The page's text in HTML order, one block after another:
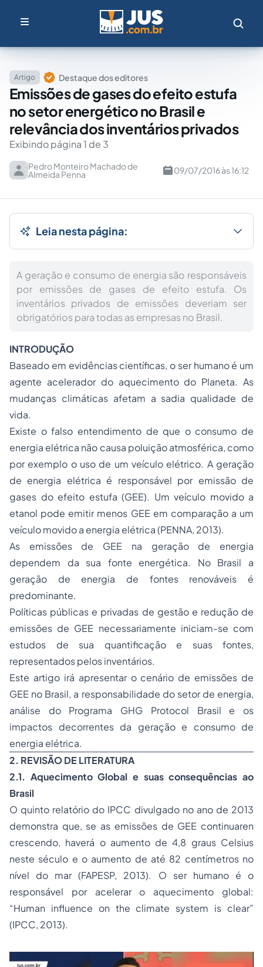
Artigo Destaque dos editores
Emissões de gases do efeito estufa
no setor energético no Brasil e
relevância dos inventários privados
Exibindo página 1 de 3
Pedro Monteiro Machado de
Almeida Penna 09/07/2016 às 16:12
Leia nesta página:
A geração e consumo de energia são responsáveis
por emissões de gases de efeito estufa. Os
inventários privados de emissões deveriam ser
obrigatórios para todas as empresas no Brasil.
INTRODUÇÃO
Baseado em evidências científicas, o ser humano é um
agente acelerador do aquecimento do Planeta. As
mudanças climáticas afetam a sadia qualidade de
vida.
Existe o falso entendimento de que o consumo de
energia elétrica não causa poluição atmosférica, como
por exemplo o uso de um veículo elétrico. A geração
de energia elétrica é responsável por emissão de
gases do efeito estufa (GEE). Um veículo movido a
etanol pode emitir menos GEE em comparação a um
veículo movido a energia elétrica (PENNA, 2013).
As emissões de GEE na geração de energia
dependem da sua fonte energética. No Brasil a
geração de energia de fontes renováveis é
predominante.
Políticas públicas e privadas de gestão e redução de
emissões de GEE necessariamente iniciam-se com
estudos de sua quantificação e suas fontes,
representados pelos inventários.
Este artigo irá apresentar o cenário de emissões de
GEE no Brasil, a responsabilidade do setor de energia,
análise do Programa GHG Protocol Brasil e os
impactos decorrentes da geração e consumo de
energia elétrica.
2. REVISÃO DE LITERATURA
2.1. Aquecimento Global e suas consequências ao
Brasil
O quinto relatório do IPCC divulgado no ano de 2013
demonstra que, se as emissões de GEE continuaren
crescendo, haverá o aumento de 4,8 graus Celsius
neste século e o aumento de até 82 centímetros no
nível do mar (FAPESP, 2013). O ser humano é o
responsável por acelerar o aquecimento global:
“Human influence on the climate system is clear”
(IPCC, 2013).